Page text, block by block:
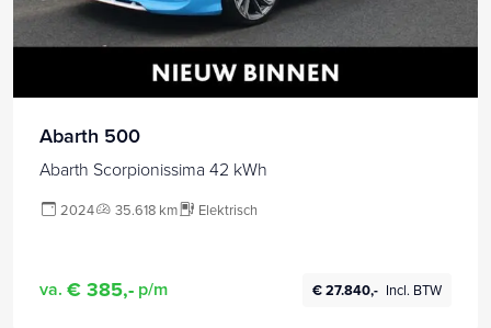
Abarth 500
Abarth Scorpionissima 42 kWh
2024 35.618 km Elektrisch
va. € 385,- p/m € 27.840,- Incl. BTW